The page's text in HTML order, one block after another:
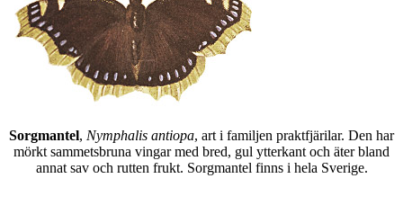
Sorgmantel, Nymphalis antiopa, art i familjen praktfjärilar. Den har
mörkt sammetsbruna vingar med bred, gul ytterkant och äter bland
annat sav och rutten frukt. Sorgmantel finns i hela Sverige.